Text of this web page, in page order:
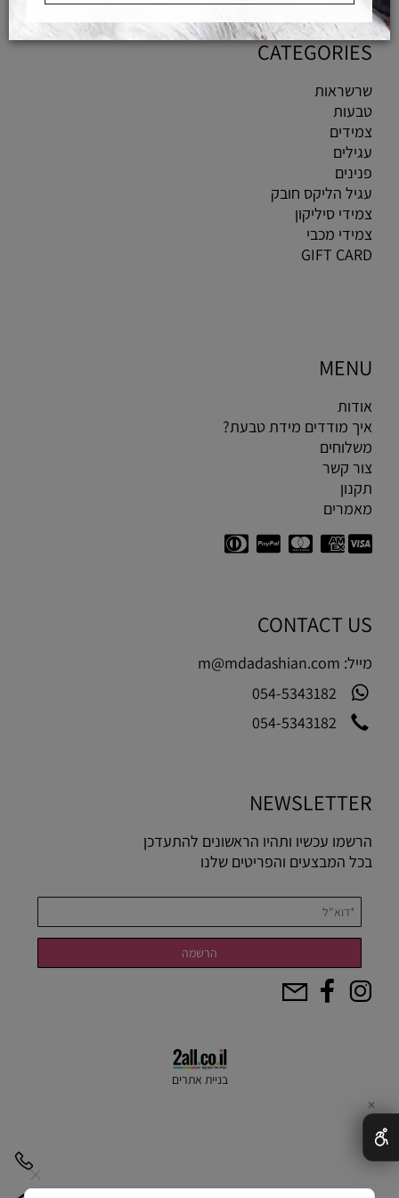
CATEGORIES
שרשראות
טבעות
צמידים
עגילים
פנינים
עגיל הליקס חובק
צמידי סיליקון
צמידי מכבי
GIFT CARD
MENU
אודות
איך מודדים מידת טבעת?
משלוחים
צור קשר
תקנון
מאמרים
CONTACT US
מייל: m@mdadashian.com
054-5343182
054-5343182
NEWSLETTER
הרשמו עכשיו ותהיו הראשונים להתעדכן
בכל המבצעים והפריטים שלנו
בניית אתרים
✕